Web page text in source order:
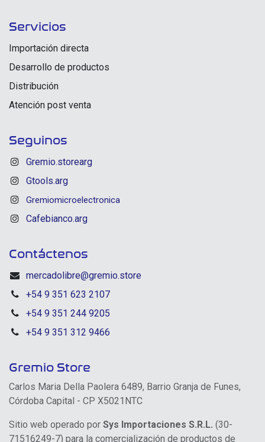
Servicios
Importación directa
Desarrollo de productos
Distribución
Atención post venta
Seguinos
Gremio.storearg
Gtools.arg
Gremiomicroelectronica
Cafebianco.arg
Contáctenos
mercadolibre@gremio.store
+54 9 351 623 2107
+54 9 351 244 9205
+54 9 351 312 9466
Gremio Store
Carlos Maria Della Paolera 6489, Barrio Granja de Funes,
Córdoba Capital - CP X5021NTC
Sitio web operado por Sys Importaciones S.R.L. (30-
71516249-7) para la comercialización de productos de